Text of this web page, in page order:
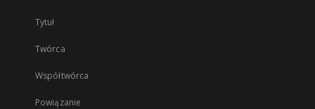
Tytuł
Twórca
Współtwórca
Powiązanie